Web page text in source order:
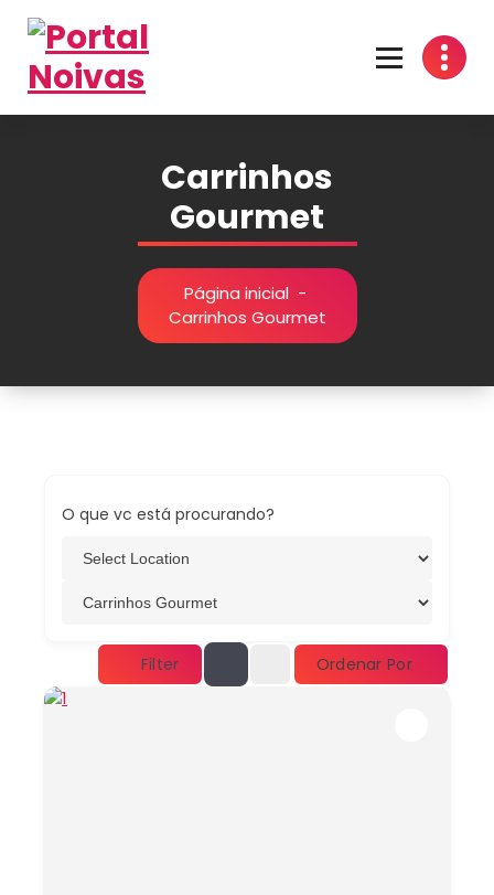
inspirações e organização prática no Portal Noivas. 💍👰
Carrinhos
Gourmet
Página inicial-
Carrinhos Gourmet
O que vc está procurando?
Filter Ordenar Por